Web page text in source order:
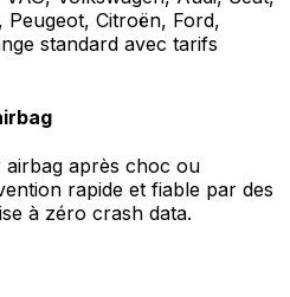
Peugeot, Citroën, Ford,
standard avec tarifs
airbag après choc ou
rapide et fiable par des
à zéro crash data.